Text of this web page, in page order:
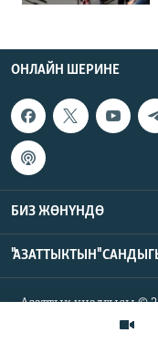
ОНЛАЙН ШЕРИНЕ
БИЗ ЖӨНҮНДӨ
"АЗАТТЫКТЫН"
Азаттык үналгысы ©